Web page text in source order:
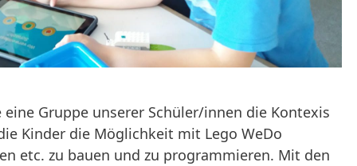
Gruppe unserer Schüler/innen die Kontexis
Kinder die Möglichkeit mit Lego WeDo
etc. zu bauen und zu programmieren. Mit den